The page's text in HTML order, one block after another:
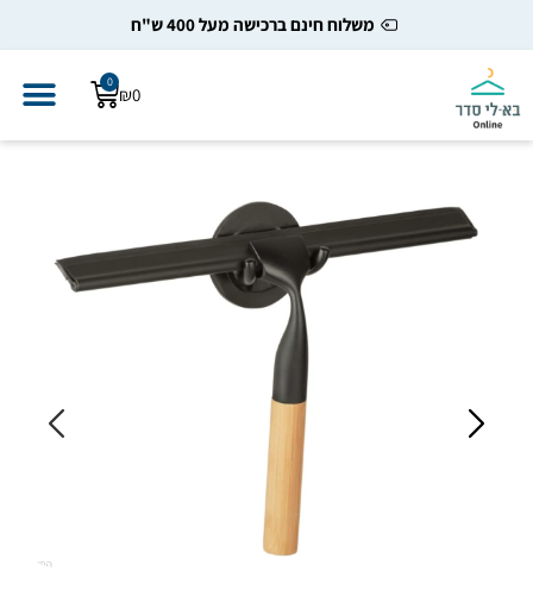
משלוח חינם ברכישה מעל 400 ש"ח
₪
0